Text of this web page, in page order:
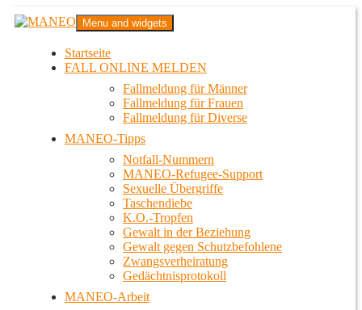
Zum
InhaltMANEO
Das schwule Anti-Gewalt-Projekt in Berlin
Menu and widgets
Startseite
FALL ONLINE MELDEN
Fallmeldung für Männer
Fallmeldung für Frauen
Fallmeldung für Diverse
MANEO-Tipps
Notfall-Nummern
MANEO-Refugee-Support
Sexuelle Übergriffe
Taschendiebe
K.O.-Tropfen
Gewalt in der Beziehung
Gewalt gegen Schutzbefohlene
Zwangsverheiratung
Gedächtnisprotokoll
MANEO-Arbeit